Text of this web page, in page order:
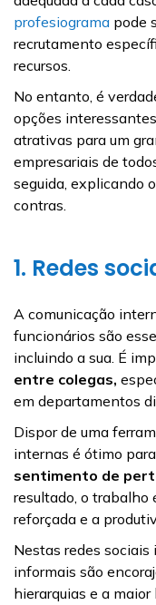
profesiograma pode
recrutamento
recursos.
No entanto, é
opções
atrativas para um
empresariais de
seguida, explicando
contras.
1. Redes
A comunicação
funcionários são
incluindo a sua. É
entre colegas,
em departamentos
Dispor de uma
internas é ótimo para
sentimento de
resultado, o trabalho
reforçada e a
Nestas redes
informais são
hierarquias e a